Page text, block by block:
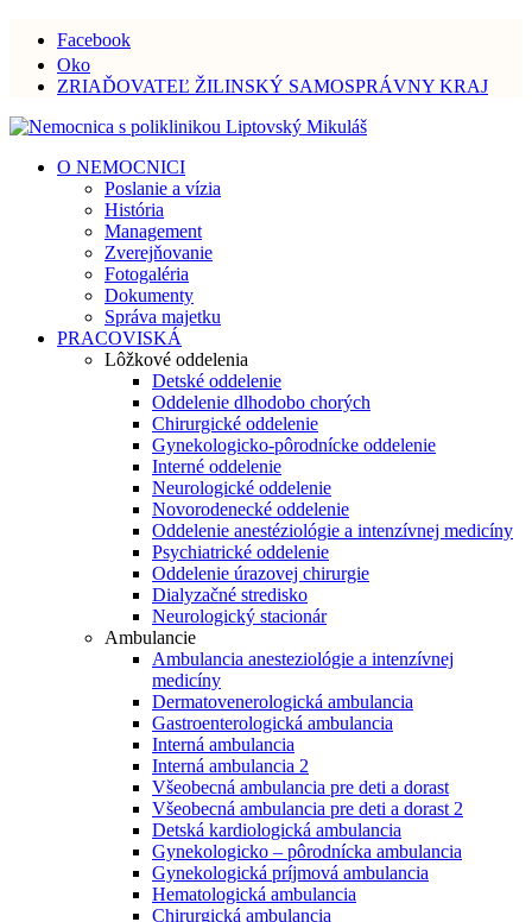
Facebook
Oko
ZRIAĎOVATEĽ ŽILINSKÝ SAMOSPRÁVNY KRAJ
O NEMOCNICI
Poslanie a vízia
História
Management
Zverejňovanie
Fotogaléria
Dokumenty
Správa majetku
PRACOVISKÁ
Lôžkové oddelenia
Detské oddelenie
Oddelenie dlhodobo chorých
Chirurgické oddelenie
Gynekologicko-pôrodnícke oddelenie
Interné oddelenie
Neurologické oddelenie
Novorodenecké oddelenie
Oddelenie anestéziológie a intenzívnej medicíny
Psychiatrické oddelenie
Oddelenie úrazovej chirurgie
Dialyzačné stredisko
Neurologický stacionár
Ambulancie
Ambulancia anesteziológie a intenzívnej
medicíny
Dermatovenerologická ambulancia
Gastroenterologická ambulancia
Interná ambulancia
Interná ambulancia 2
Všeobecná ambulancia pre deti a dorast
Všeobecná ambulancia pre deti a dorast 2
Detská kardiologická ambulancia
Gynekologicko – pôrodnícka ambulancia
Gynekologická príjmová ambulancia
Hematologická ambulancia
Chirurgická ambulancia